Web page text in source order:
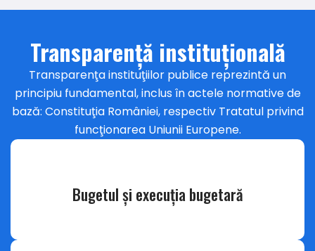
Transparență instituțională
Transparenţa instituţiilor publice reprezintă un
principiu fundamental, inclus în actele normative de
bază: Constituţia României, respectiv Tratatul privind
funcţionarea Uniunii Europene.
Bugetul şi execuţia bugetară